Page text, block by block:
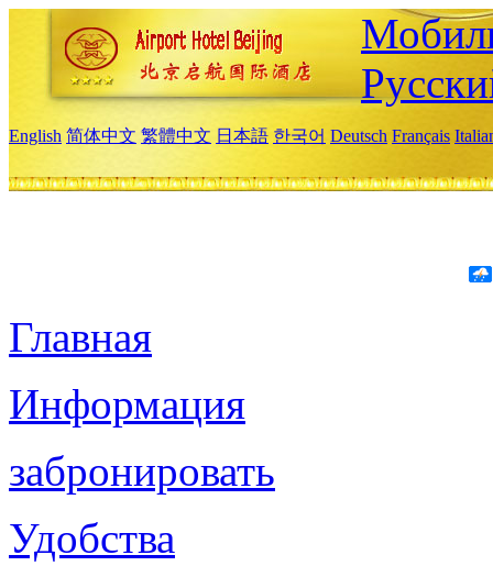
English 简体中文 繁體中文 日本語 한국어 Deutsch Français
Главная
Информация
забронировать
Удобства